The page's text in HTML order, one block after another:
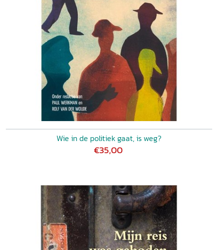
Wie in de politiek gaat, is weg?
€35,00